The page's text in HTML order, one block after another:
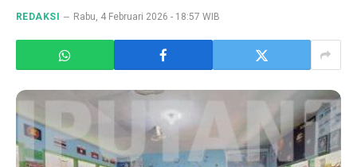
REDAKSI Rabu, 4 Februari 2026 - 18:57 WIB